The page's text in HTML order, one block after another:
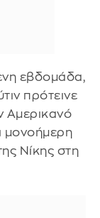
εβδομάδα,
πρότεινε
Αμερικανό
μονοήμερη
Νίκης στη